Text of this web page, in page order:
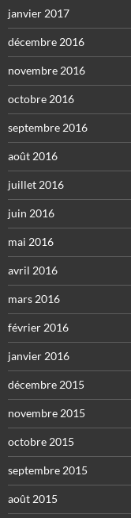
janvier 2017
décembre 2016
novembre 2016
octobre 2016
septembre 2016
août 2016
juillet 2016
juin 2016
mai 2016
avril 2016
mars 2016
février 2016
janvier 2016
décembre 2015
novembre 2015
octobre 2015
septembre 2015
août 2015